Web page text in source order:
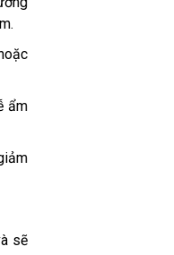
ẩm
sẽ